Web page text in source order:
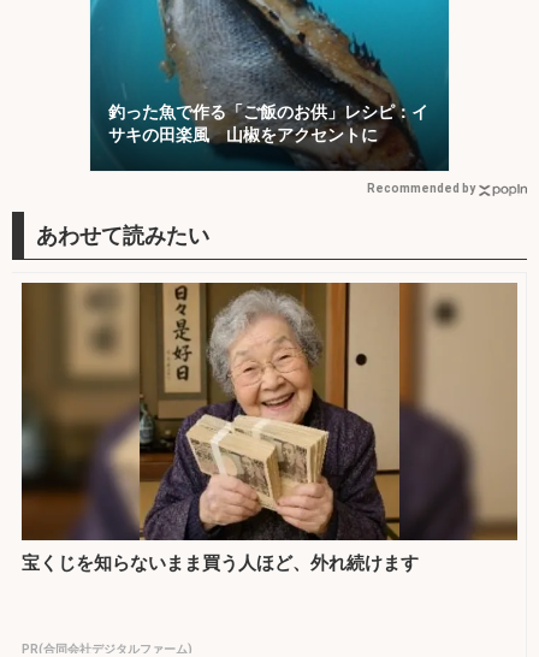
釣った魚で作る「ご飯のお供」レシピ：イ
サキの田楽風 山椒をアクセントに
Recommended by
宝くじを知らないまま買う人ほど、外れ続けます
PR(合同会社デジタルファーム)